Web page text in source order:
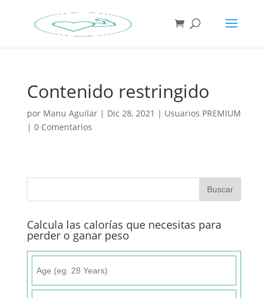
Contenido restringido
por Manu Aguilar| Dic 28, 2021 | Usuarios PREMIUM
| 0 Comentarios
Calcula las calorías que necesitas para
perder o ganar peso